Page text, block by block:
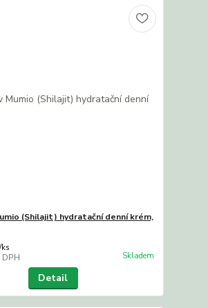
(Shilajit) hydratační denní krém,
ks
Skladem
Detail